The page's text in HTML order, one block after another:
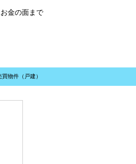
金の面まで
物件（戸建）